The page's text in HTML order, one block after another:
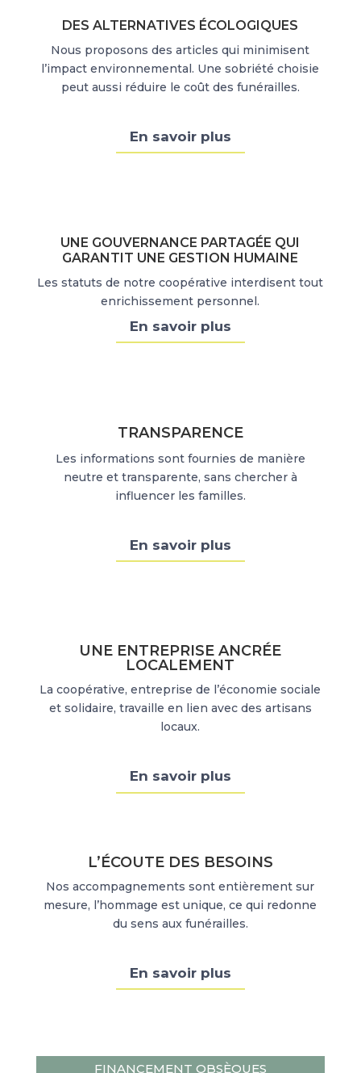
DES ALTERNATIVES ÉCOLOGIQUES
Nous proposons des articles qui minimisent
l’impact environnemental. Une sobriété choisie
peut aussi réduire le coût des funérailles.
En savoir plus
UNE GOUVERNANCE PARTAGÉE QUI
GARANTIT UNE GESTION HUMAINE
Les statuts de notre coopérative interdisent tout
enrichissement personnel.
En savoir plus
TRANSPARENCE
Les informations sont fournies de manière
neutre et transparente, sans chercher à
influencer les familles.
En savoir plus
UNE ENTREPRISE ANCRÉE
LOCALEMENT
La coopérative, entreprise de l’économie sociale
et solidaire, travaille en lien avec des artisans
locaux.
En savoir plus
L’ÉCOUTE DES BESOINS
Nos accompagnements sont entièrement sur
mesure, l’hommage est unique, ce qui redonne
du sens aux funérailles.
En savoir plus
FINANCEMENT OBSÈQUES